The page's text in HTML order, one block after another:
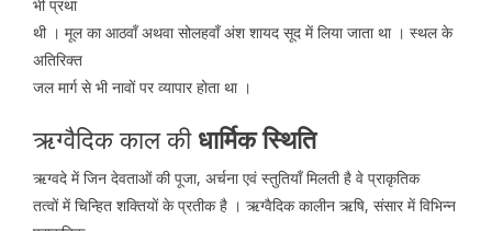
भी प्रथा
थी । मूल का आठवॉं अथवा सोलहवॉं अंश शायद सूद में लिया जाता था । स्थल के
अतिरिक्त
जल मार्ग से भी नावों पर व्यापार होता था ।
ऋग्वैदिक काल कीधार्मिक स्थिति
ऋग्वदे में जिन देवताओं की पूजा, अर्चना एवं स्तुतियॉं मिलती है वे प्राकृतिक
तत्वों में चिन्हित शक्तियों के प्रतीक है । ऋग्वैदिक कालीन ऋषि, संसार में विभिन्न